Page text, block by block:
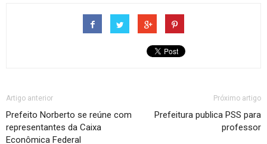
Artigo anterior
Prefeito Norberto se reúne com
representantes da Caixa
Econômica Federal
Próximo artigo
Prefeitura publica PSS para
professor